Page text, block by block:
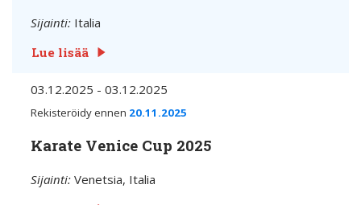
Sijainti: Italia
Lue lisää
03.12.2025 - 03.12.2025
Rekisteröidy ennen 20.11.2025
Karate Venice Cup 2025
Sijainti: Venetsia, Italia